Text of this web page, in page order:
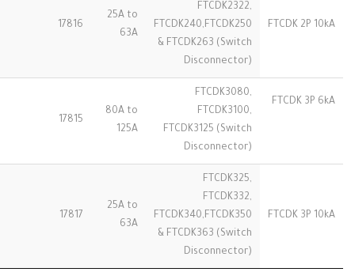
FTCDK 2P 10kA
FTCDK2322,
FTCDK240,FTCDK250
& FTCDK263 (Switch
Disconnector)
25A to
63A
17816
FTCDK 3P 6kA
FTCDK3080,
FTCDK3100,
FTCDK3125 (Switch
Disconnector)
80A to
125A
17815
FTCDK 3P 10kA
FTCDK325,
FTCDK332,
FTCDK340,FTCDK350
& FTCDK363 (Switch
Disconnector)
25A to
63A
17817